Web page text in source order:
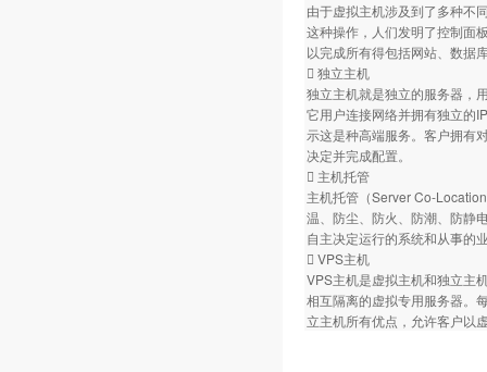
由于虚拟主机涉及到了多种不
这种操作，人们发明了控制面
以完成所有得包括网站、数据
 独立主机
独立主机就是独立的服务器，
它用户连接网络并拥有独立的
示这是种高端服务。客户拥有
决定并完成配置。
 主机托管
主机托管（Server Co-
温、防尘、防火、防潮、防静
自主决定运行的系统和从事的
 VPS主机
VPS主机是虚拟主机和独立主
相互隔离的虚拟专用服务器。
立主机所有优点，允许客户以